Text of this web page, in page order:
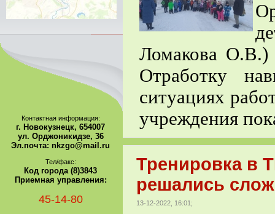
Ломакова О.В.)
Отработку
ситуациях
учреждения
Тренировка в
решались
13-12-2022, 16:01;
Контактная информация:
г. Новокузнецк, 654007
ул. Орджоникидзе, 36
Эл.почта: nkzgo@mail.ru
Тел/факс:
Код города (8)3843
Приемная управления:
45-14-80